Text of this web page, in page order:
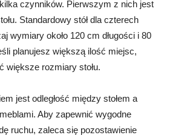
czynników. Pierwszym z nich jest
Standardowy stół dla czterech
wymiary około 120 cm długości i 80
planujesz większą ilość miejsc,
większe rozmiary stołu.
jest odległość między stołem a
Aby zapewnić wygodne
ruchu, zaleca się pozostawienie